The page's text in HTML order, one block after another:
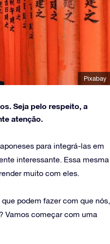
Pixabay
Seja pelo respeito, a
atenção.
para integrá-las em
interessante. Essa mesma
muito com eles.
podem fazer com que nós,
Vamos começar com uma